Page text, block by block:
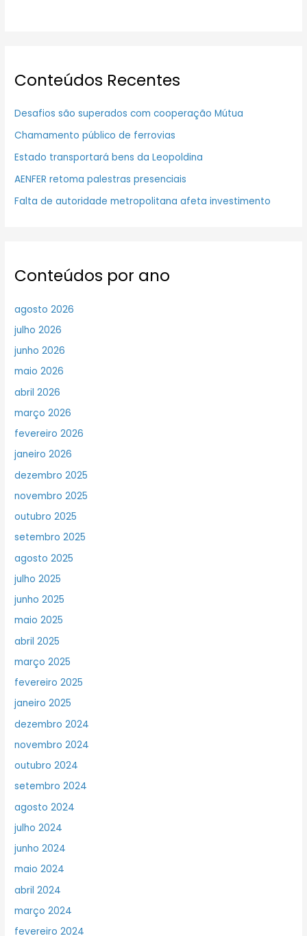
Conteúdos Recentes
Desafios são superados com cooperação Mútua
Chamamento público de ferrovias
Estado transportará bens da Leopoldina
AENFER retoma palestras presenciais
Falta de autoridade metropolitana afeta investimento
Conteúdos por ano
agosto 2026
julho 2026
junho 2026
maio 2026
abril 2026
março 2026
fevereiro 2026
janeiro 2026
dezembro 2025
novembro 2025
outubro 2025
setembro 2025
agosto 2025
julho 2025
junho 2025
maio 2025
abril 2025
março 2025
fevereiro 2025
janeiro 2025
dezembro 2024
novembro 2024
outubro 2024
setembro 2024
agosto 2024
julho 2024
junho 2024
maio 2024
abril 2024
março 2024
fevereiro 2024